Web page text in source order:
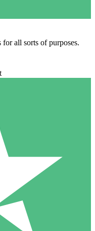
for all sorts of purposes.